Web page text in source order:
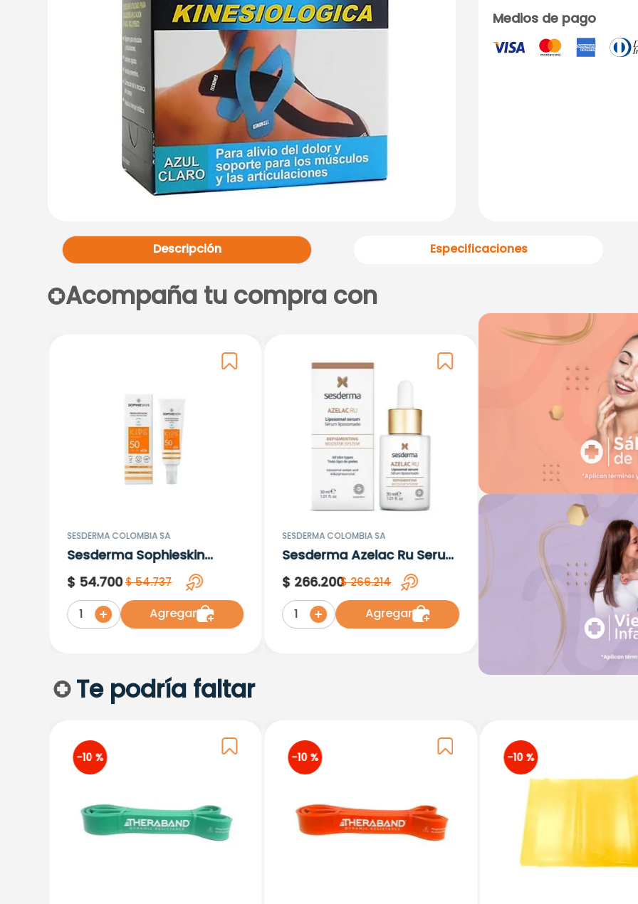
Medios de pago
Descripción Especificaciones
Acompaña tu compra con
SESDERMA COLOMBIA SA
Sesderma Sophieskin
Proteccion Facial Kids
Hypoallergenic Spf 500
Moisturising
$ 54.700$54.737
1 Agregar
SESDERMA COLOMBIA SA
Sesderma Azelac Ru Serum
Liposomal x 30ml
$ 266.200$266.214
1 Agregar
Te podría faltar
-10 % -10 % -10 %